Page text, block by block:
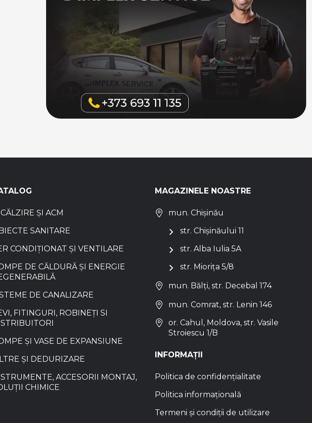
ȘI ACM
SANITARE
CONDIȚIONAT ȘI VENTILARE
DE CĂLDURĂ ȘI ENERGIE
DE CANALIZARE
FITINGURI, ROBINEȚI SI
ȘI VASE DE EXPANSIUNE
ȘI DEDURIZARE
ACCESORII MONTAJ,
CHIMICE
MAGAZINELE NOASTRE
mun. Chișinău
str. Chișinăului 11
str. Alba Iulia 5A
str. Miorița 5/8
mun. Bălți, str. Decebal 174
mun. Comrat, str. Lenin 146
or. Cahul, Moldova, str. Vasile
Stroiescu 1/B
INFORMAȚII
Politica de confidențialitate
Politica informațională
Termeni și condiții de utilizare